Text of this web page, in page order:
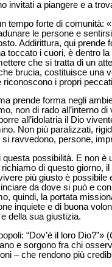
invitati a piangere e a
tempo forte di comunità:
le persone e
Addirittura, qui
toccato i cuori, è dentro
che si tratta di un
brucia, costituisce una
i propri
prende forma negli
non di rado all’interno
all’idolatria il Dio
Non più paralizzati,
ravvedono, persone,
possibilità. E non
di questo giorno,
più giusto è
da dove si può e
quindi, la portata
inquiete e di buona
della sua giustizia.
“Dov’è il loro Dio?”» (
e sorgono fra chi
– che rendono più